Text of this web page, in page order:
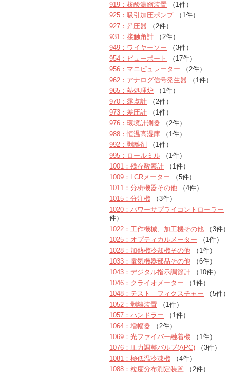
919：核酸濃縮装置 （1件）
925：吸引加圧ポンプ（1件）
927：昇圧器 （2件）
931：接触角計 （2件）
949：ワイヤーソー （3件）
954：ビューポート
（17件）
956：マニピュレーター （2件）
962：アナログ信号発生器 （1件）
965：熱処理炉 （1件）
970：露点計 （2件）
973：差圧計 （1件）
976：環境計測器 （2件）
988：恒温高湿庫 （1件）
992：剥離剤
（1件）
995：ロールミル （1件）
1001：残存酸素計 （1件）
1009：LCRメーター （5件）
1011：分析機器その他 （4件）
1015：分注機 （3件）
1020：パワーサプライコントローラー
件）
1022：工作機械、加工機その他 （3件）
1025：オプティカルメーター （1件）
1028：加熱機冷却機その他 （1件）
1033：電気機器部品その他 （6件）
1043：デジタル指示調節計 （10件）
1046：クライオメーター （1件）
1048：テスト フィクスチャー （5件）
1052：剥離装置 （1件）
1057：ハンドラー （1件）
1064：増幅器 （2件）
1069：光ファイバー融着機 （1件）
1076：圧力調整バルブ(APC) （3件）
1081：極低温冷凍機 （4件）
1088：粒度分布測定装置 （2件）